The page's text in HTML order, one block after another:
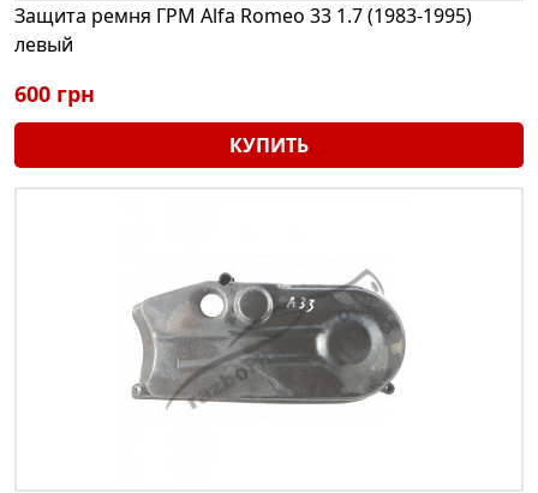
Защита ремня ГРМ Alfa Romeo 33 1.7 (1983-1995)
левый
600 грн
КУПИТЬ